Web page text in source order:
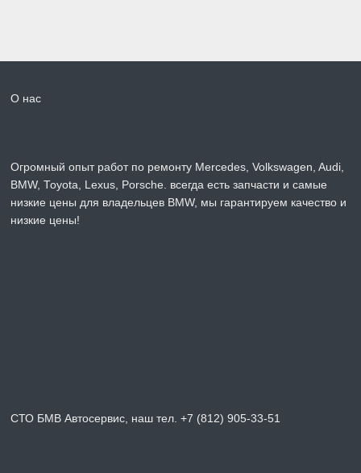
О нас
Огромный опыт работ по ремонту Mercedes, Volkswagen, Audi,
BMW, Toyota, Lexus, Porsche. всегда есть запчасти и самые
низкие цены для владельцев BMW, мы гарантируем качество и
низкие цены!
СТО БМВ Автосервис, наш тел. +7 (812) 905-33-51